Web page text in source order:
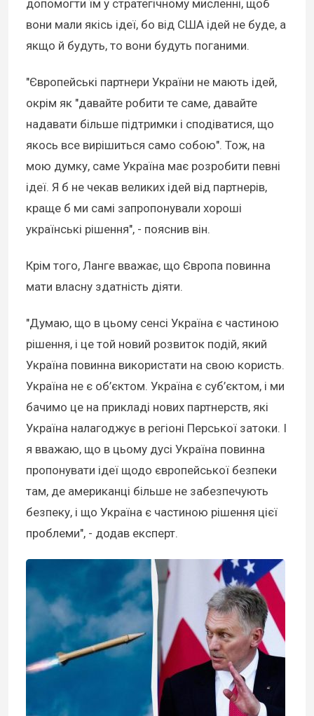
допомогти їм у стратегічному мисленні, щоб
вони мали якісь ідеї, бо від США ідей не буде, а
якщо й будуть, то вони будуть поганими.
"Європейські партнери України не мають ідей,
окрім як "давайте робити те саме, давайте
надавати більше підтримки і сподіватися, що
якось все вирішиться само собою". Тож, на
мою думку, саме Україна має розробити певні
ідеї. Я б не чекав великих ідей від партнерів,
краще б ми самі запропонували хороші
українські рішення", - пояснив він.
Крім того, Ланге вважає, що Європа повинна
мати власну здатність діяти.
"Думаю, що в цьому сенсі Україна є частиною
рішення, і це той новий розвиток подій, який
Україна повинна використати на свою користь.
Україна не є об’єктом. Україна є суб’єктом, і ми
бачимо це на прикладі нових партнерств, які
Україна налагоджує в регіоні Перської затоки. І
я вважаю, що в цьому дусі Україна повинна
пропонувати ідеї щодо європейської безпеки
там, де американці більше не забезпечують
безпеку, і що Україна є частиною рішення цієї
проблеми", - додав експерт.